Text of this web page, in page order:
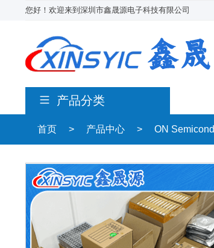
您好！欢迎来到深圳市鑫晟源电子科技有限公司
产品分类
首页 > 产品中心 > ON